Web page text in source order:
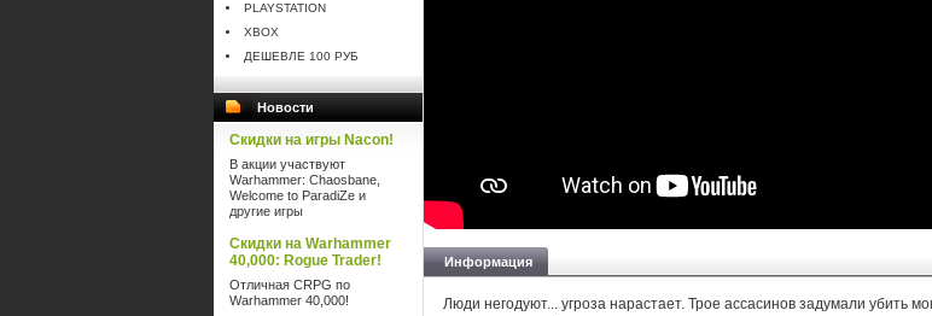
PLAYSTATION
XBOX
ДЕШЕВЛЕ 100 РУБ
Новости
Скидки на игры Nacon!
В акции участвуют
Warhammer: Chaosbane,
Welcome to ParadiZe и
другие игры
Скидки на Warhammer
40,000: Rogue Trader!
Отличная CRPG по
Warhammer 40,000!
Информация
Люди негодуют... угроза нарастает. Трое ассасинов задумали убить